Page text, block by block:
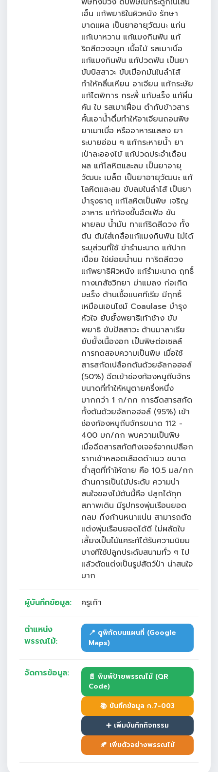
เอ็น แก้พยาธิในผิวหนัง รักษา
บาดแผล เป็นยาอายุวัฒนะ แก่น
แก้เบาหวาน แก้แมงกินฟัน แก้
ริดสีดวงจมูก เนื้อไม้ รสเมาเบื่อ
แก้แมงกินฟัน แก้ปวดฟัน เป็นยา
ขับปัสสาวะ ขับเมือกมันในลำไส้
ทำให้คลื่นเหียน อาเจียน แก้กระษัย
แก้ไตพิการ กระพี้ แก้มะเร็ง แก้ผื่น
คัน ใบ รสเมาเฝื่อน ตำกับข้าวสาร
คั้นเอาน้ำดื่มทำให้อาเจียนถอนพิษ
ยาเมาเบื่อ หรืออาหารแสลง ยา
ระบายอ่อน ๆ แก้กระหายน้ำ ยา
เป่าละอองไข้ แก้ปวดประจำเดือน
ผล แก้โลหิตและลม เป็นยาอายุ
วัฒนะ เมล็ด เป็นยาอายุวัฒนะ แก้
โลหิตและลม ขับลมในลำไส้ เป็นยา
บำรุงธาตุ แก้โลหิตเป็นพิษ เจริญ
อาหาร แก้ท้องขึ้นอืดเฟ้อ ขับ
ผายลม น้ำมัน ทาแก้ริดสีดวง ทั้ง
ต้น ต้มใส่เกลือแก้แมงกินฟัน ไม่ได้
ระบุส่วนที่ใช้ ฆ่ารำมะนาด แก้ปาก
เปื่อย ใช่ย่อยน้ำนม ทาริดสีดวง
แก้พยาธิผิวหนัง แก้รำมะนาด ฤทธิ์
ทางเภสัชวิทยา ฆ่าแมลง ก่อเกิด
มะเร็ง ต้านเชื้อแบคทีเรีย มีฤทธิ์
เหมือนเอนไซม์ Coaulase บำรุง
หัวใจ ยับยั้งพยาธิเท้าช้าง ขับ
พยาธิ ขับปัสสาวะ ต้านมาลาเรีย
ยับยั้งเนื้องอก เป็นพิษต่อเซลล์
การทดสอบความเป็นพิษ เมื่อใช้
สารสกัดเปลือกต้นด้วยอัลกอฮอล์
(50%) ฉีดเข้าช่องท้องหนูถีบจักร
ขนาดที่ทำให้หนูตายครึ่งหนึ่ง
มากกว่า 1 ก/กก การฉีดสารสกัด
ทั้งต้นด้วยอัลกอฮอล์ (95%) เข้า
ช่องท้องหนูถีบจักรขนาด 112 -
400 มก/กก พบความเป็นพิษ
เมื่อฉีดสารสกัดทิงเจอร์จากเปลือก
รากเข้าหลอดเลือดดำเมว ขนาด
ต่ำสุดที่ทำให้ตาย คือ 10.5 มล/กก
ด้านการเป็นไม้ประดับ ความน่า
สนใจของไม้ต้นนี้คือ ปลูกได้ทุก
สภาพเดิน มีรูปทรงพุ่มเรือนยอด
กลม กิ่งก้านหนาแน่น สามารถตัด
แต่งพุ่มเรือนยอดได้ดี ไม่ผลัดใบ
เลี้ยงเป็นไม้แคระก้ได้รับความนิยม
บางทีใช้ปลูกประดับสนามทั่ว ๆ ไป
แล้วตัดแต่งเป็นรูปสัตว์ป่า น่าสนใจ
มาก
ผู้บันทึกข้อมูล: ครูเก๊า
ตำแหน่ง
พรรณไม้:
📍 ดูพิกัดบนแผนที่ (Google
Maps)
จัดการข้อมูล:
📄 พิมพ์ป้ายพรรณไม้ (QR
Code)
📚 บันทึกข้อมูล ก.7-003
➕ เพิ่มบันทึกกิจกรรม
🍂 เพิ่มตัวอย่างพรรณไม้